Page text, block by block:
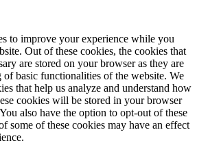
to improve your experience while you
Out of these cookies, the cookies that
are stored on your browser as they are
basic functionalities of the website. We
that help us analyze and understand how
cookies will be stored in your browser
also have the option to opt-out of these
some of these cookies may have an effect